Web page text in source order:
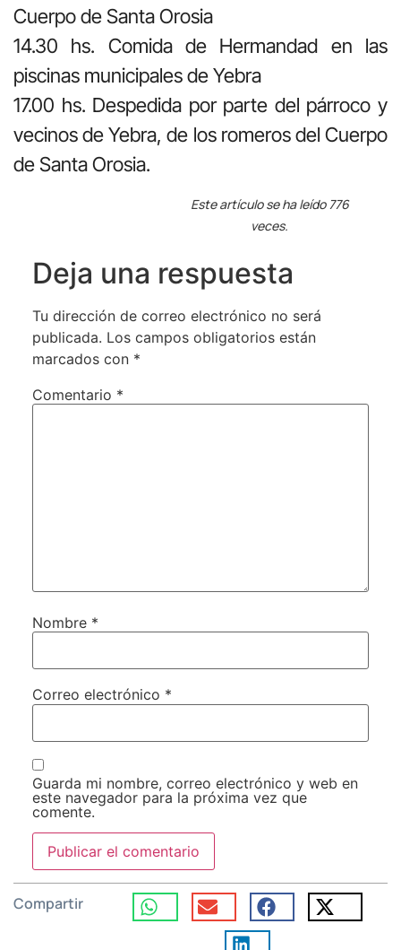
Cuerpo de Santa Orosia
14.30 hs. Comida de Hermandad en las
piscinas municipales de Yebra
17.00 hs. Despedida por parte del párroco y
vecinos de Yebra, de los romeros del Cuerpo
de Santa Orosia.
Este artículo se ha leído 776
veces.
Deja una respuesta
Tu dirección de correo electrónico no será
publicada. Los campos obligatorios están
marcados con *
Comentario *
Nombre *
Correo electrónico *
Guarda mi nombre, correo electrónico y web en
este navegador para la próxima vez que
comente.
Compartir